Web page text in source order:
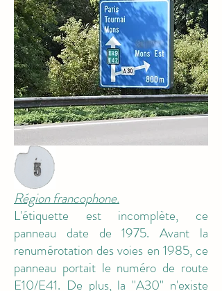
Région francophone.
L'étiquette est incomplète, ce
panneau date de 1975. Avant la
renumérotation des voies en 1985, ce
panneau portait le numéro de route
E10/E41. De plus, la "A30" n'existe